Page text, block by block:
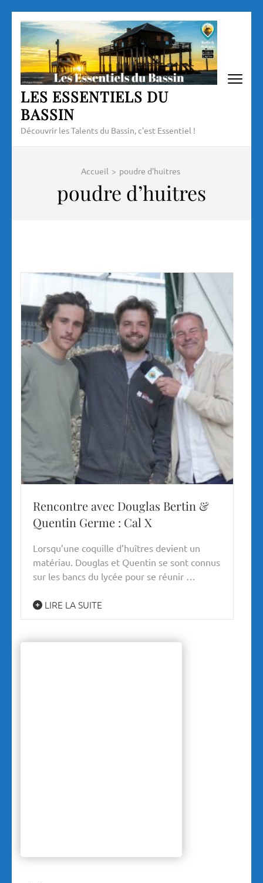
Aller
contenu
(Pressez
Entrée)
LES ESSENTIELS DU
BASSIN
Découvrir les Talents du Bassin, c'est Essentiel !
Accueil > poudre d’huitres
poudre d’huitres
Rencontre avec Douglas Bertin &
Quentin Germe : Cal X
Lorsqu’une coquille d’huîtres devient un
matériau. Douglas et Quentin se sont connus
sur les bancs du lycée pour se réunir …
LIRE LA SUITE